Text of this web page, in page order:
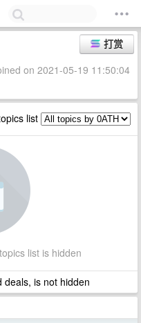
打赏
on 2021-05-19 11:50:04
list
list is hidden
is not hidden